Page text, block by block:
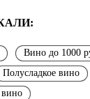
Вино до 1000
Полусладкое вино
вино